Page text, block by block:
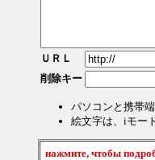
ＵＲＬ
削除キー
パソコンと携帯
絵文字は、iモー
нажмите, чтобы